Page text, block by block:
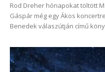
Rod Dreher hónapokat töltött
Gáspár még egy Ákos
Benedek válaszútján című